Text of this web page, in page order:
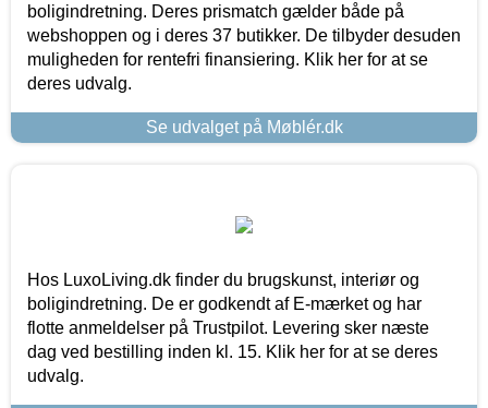
boligindretning. Deres prismatch gælder både på
webshoppen og i deres 37 butikker. De tilbyder desuden
muligheden for rentefri finansiering. Klik her for at se
deres udvalg.
Se udvalget på Møblér.dk
Hos LuxoLiving.dk finder du brugskunst, interiør og
boligindretning. De er godkendt af E-mærket og har
flotte anmeldelser på Trustpilot. Levering sker næste
dag ved bestilling inden kl. 15. Klik her for at se deres
udvalg.